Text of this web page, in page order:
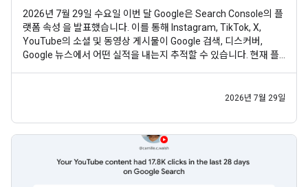
2026년 7월 29일 수요일 이번 달 Google은 Search Console의 플
랫폼 속성 을 발표했습니다. 이를 통해 Instagram, TikTok, X,
YouTube의 소셜 및 동영상 게시물이 Google 검색, 디스커버,
Google 뉴스에서 어떤 실적을 내는지 추적할 수 있습니다. 현재 플
2026년 7월 29일